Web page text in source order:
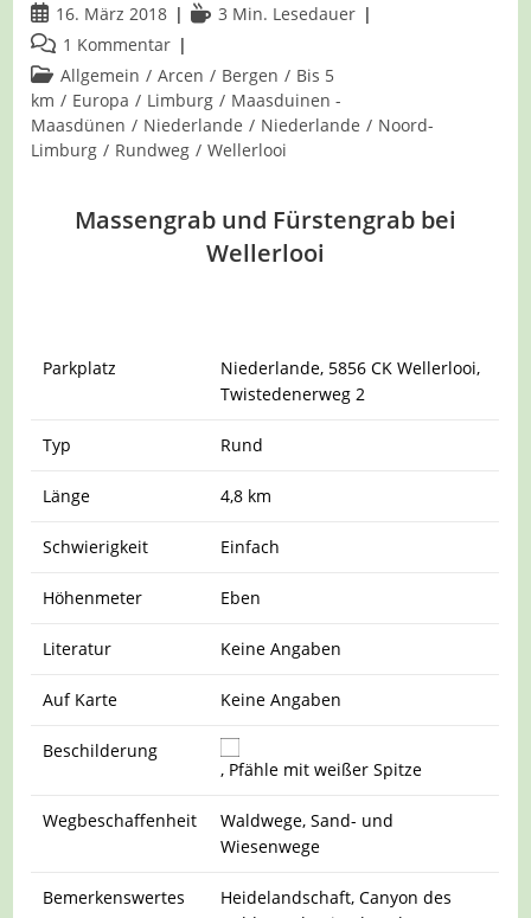
Beitrag
veröffentlicht:
16. März 2018 Lesedauer:
3 Min. Lesedauer
Beitrags-
Kommentare:
1 Kommentar
Beitrags-
Kategorie:
Allgemein / Arcen / Bergen / Bis 5
km / Europa / Limburg / Maasduinen -
Maasdünen / Niederlande / Niederlande / Noord-
Limburg / Rundweg / Wellerlooi
Massengrab und Fürstengrab bei
Wellerlooi
Parkplatz Niederlande, 5856 CK Wellerlooi,
Twistedenerweg 2
Typ Rund
Länge 4,8 km
Schwierigkeit Einfach
Höhenmeter Eben
Literatur Keine Angaben
Auf Karte Keine Angaben
Beschilderung
, Pfähle mit weißer Spitze
Wegbeschaffenheit
Waldwege, Sand- und
Wiesenwege
Bemerkenswertes
Heidelandschaft, Canyon des